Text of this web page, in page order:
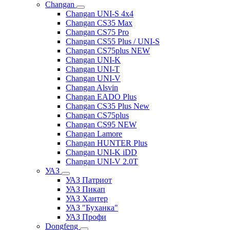
Changan
Changan UNI-S 4x4
Changan CS35 Max
Changan CS75 Pro
Changan CS55 Plus / UNI-S
Changan CS75plus NEW
Changan UNI-K
Changan UNI-T
Changan UNI-V
Changan Alsvin
Changan EADO Plus
Changan CS35 Plus New
Changan CS75plus
Changan CS95 NEW
Changan Lamore
Changan HUNTER Plus
Changan UNI-K iDD
Changan UNI-V 2.0T
УАЗ
УАЗ Патриот
УАЗ Пикап
УАЗ Хантер
УАЗ "Буханка"
УАЗ Профи
Dongfeng